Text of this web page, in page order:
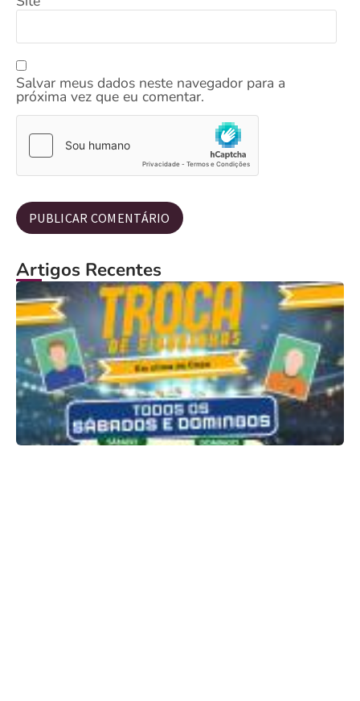
Salvar meus dados neste navegador para a
próxima vez que eu comentar.
Artigos Recentes